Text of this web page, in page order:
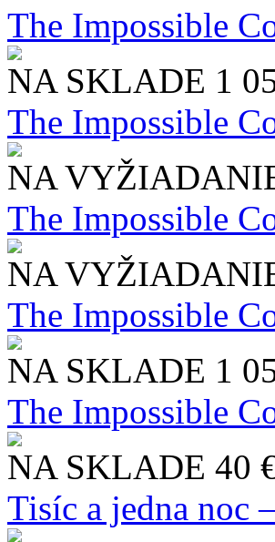
The Impossible
NA SKLADE 1
The Impossible
NA
The Impossible
NA
The Impossible
NA SKLADE 1
The Impossible
NA SKLADE 40
Tisíc a jedna noc